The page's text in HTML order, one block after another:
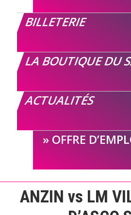
BILLETERIE
LA BOUTIQUE DU
ACTUALITÉS
OFFRE
ANZIN vs LM